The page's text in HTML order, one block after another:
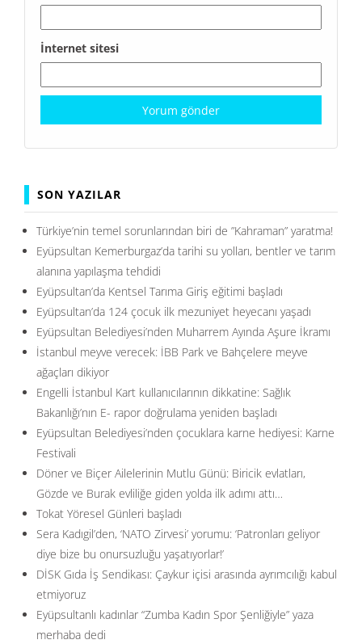
İnternet sitesi
SON YAZILAR
Türkiye’nin temel sorunlarından biri de ”Kahraman” yaratma!
Eyüpsultan Kemerburgaz’da tarihi su yolları, bentler ve tarım
alanına yapılaşma tehdidi
Eyüpsultan’da Kentsel Tarıma Giriş eğitimi başladı
Eyüpsultan’da 124 çocuk ilk mezuniyet heyecanı yaşadı
Eyüpsultan Belediyesi’nden Muharrem Ayında Aşure İkramı
İstanbul meyve verecek: İBB Park ve Bahçelere meyve
ağaçları dikiyor
Engelli İstanbul Kart kullanıcılarının dikkatine: Sağlık
Bakanlığı’nın E- rapor doğrulama yeniden başladı
Eyüpsultan Belediyesi’nden çocuklara karne hediyesi: Karne
Festivali
Döner ve Biçer Ailelerinin Mutlu Günü: Biricik evlatları,
Gözde ve Burak evliliğe giden yolda ilk adımı attı…
Tokat Yöresel Günleri başladı
Sera Kadıgil’den, ‘NATO Zirvesi’ yorumu: ‘Patronları geliyor
diye bize bu onursuzluğu yaşatıyorlar!’
DİSK Gıda İş Sendikası: Çaykur içisi arasında ayrımcılığı kabul
etmiyoruz
Eyüpsultanlı kadınlar “Zumba Kadın Spor Şenliğiyle” yaza
merhaba dedi